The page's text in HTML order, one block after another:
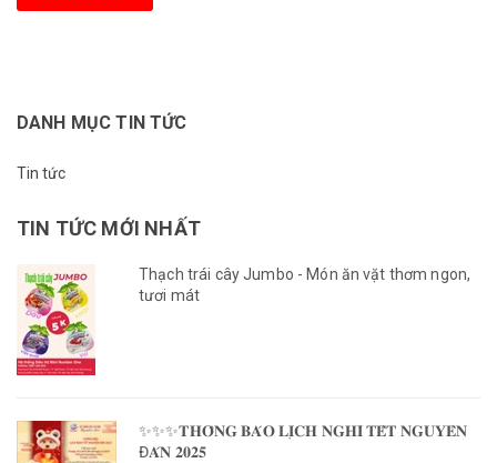
DANH MỤC TIN TỨC
Tin tức
TIN TỨC MỚI NHẤT
Thạch trái cây Jumbo - Món ăn vặt thơm ngon,
tươi mát
✨✨✨𝐓𝐇𝐎̂𝐍𝐆 𝐁𝐀́𝐎 𝐋𝐈̣𝐂𝐇 𝐍𝐆𝐇𝐈̉ 𝐓𝐄̂́𝐓 𝐍𝐆𝐔𝐘𝐄̂𝐍
Đ𝐀́𝐍 𝟐𝟎𝟐𝟓